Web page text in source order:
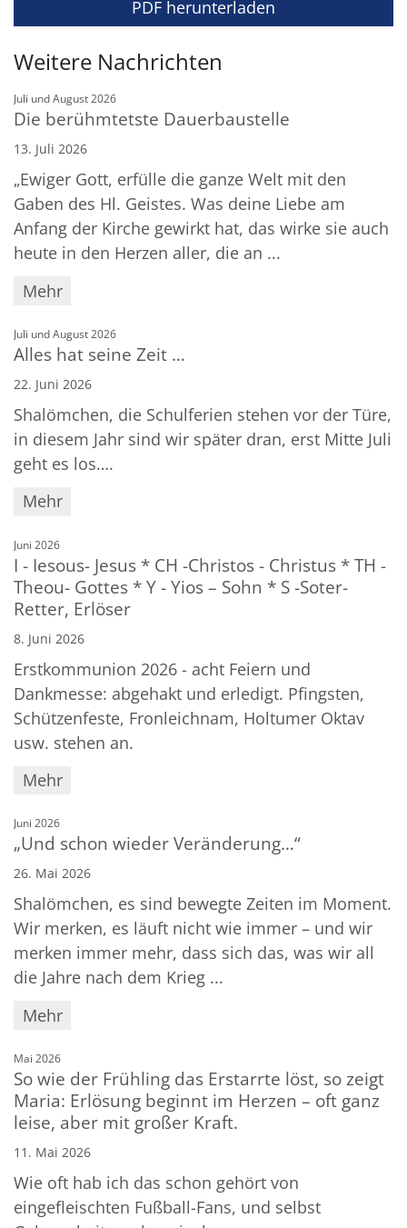
PDF herunterladen
Weitere Nachrichten
Juli und August 2026:
Die berühmtetste Dauerbaustelle
13. Juli 2026
„Ewiger Gott, erfülle die ganze Welt mit den
Gaben des Hl. Geistes. Was deine Liebe am
Anfang der Kirche gewirkt hat, das wirke sie auch
heute in den Herzen aller, die an ...
Mehr
Juli und August 2026:
Alles hat seine Zeit …
22. Juni 2026
Shalömchen, die Schulferien stehen vor der Türe,
in diesem Jahr sind wir später dran, erst Mitte Juli
geht es los….
Mehr
Juni 2026:
I - Iesous- Jesus * CH -Christos - Christus * TH -
Theou- Gottes * Y - Yios – Sohn * S -Soter-
Retter, Erlöser
8. Juni 2026
Erstkommunion 2026 - acht Feiern und
Dankmesse: abgehakt und erledigt. Pfingsten,
Schützenfeste, Fronleichnam, Holtumer Oktav
usw. stehen an.
Mehr
Juni 2026:
„Und schon wieder Veränderung…“
26. Mai 2026
Shalömchen, es sind bewegte Zeiten im Moment.
Wir merken, es läuft nicht wie immer – und wir
merken immer mehr, dass sich das, was wir all
die Jahre nach dem Krieg ...
Mehr
Mai 2026:
So wie der Frühling das Erstarrte löst, so zeigt
Maria: Erlösung beginnt im Herzen – oft ganz
leise, aber mit großer Kraft.
11. Mai 2026
Wie oft hab ich das schon gehört von
eingefleischten Fußball-Fans, und selbst